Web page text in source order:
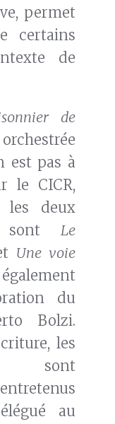
permet
certains
de
de
est pas à
le CICR,
les deux
sont Le
Une voie
du
Bolzi.
les
sont
au